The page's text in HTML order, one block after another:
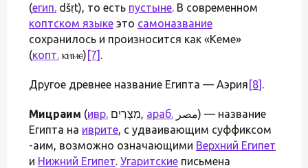
(егип. dšṛt), то есть пустыне. В современном
коптском языке это самоназвание
сохранилось и произносится как «Кеме»
(копт. ⲕⲏⲙⲉ) [7] .
Другое древнее название Египта — Аэрия [8] .
Мицраим (ивр. ‏מִצְרַיִם‏‎, араб.
Египта на иврите, с удваивающим суффиксом
-аим, возможно означающими Верхний Египет
и Нижний Египет. Угаритские письмена